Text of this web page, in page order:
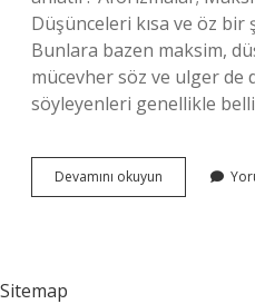
Düşünceleri kısa ve öz
Bunlara bazen maksim,
mücevher söz ve ulger de
söyleyenleri genellikle
Devamını okuyun Aforizmalar
Kaç
Sitemap